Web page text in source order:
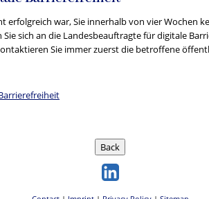
war, Sie innerhalb von vier Wochen
sich an die Landesbeauftragte für digitale
Sie immer zuerst die betroffene
Back